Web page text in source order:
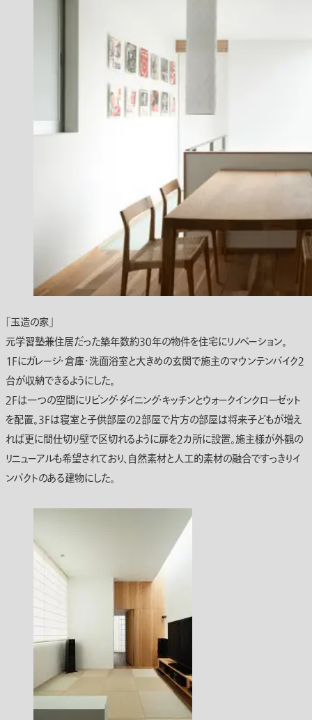
「玉造の家」
元学習塾兼住居だった築年数約３０年の物件を住宅にリノベーション。
１Fにガレージ・倉庫・洗面浴室と大きめの玄関で施主のマウンテンバイク２
台が収納できるようにした。
２Fは一つの空間にリビング・ダイニング・キッチンとウォークインクローゼット
を配置。３Fは寝室と子供部屋の２部屋で片方の部屋は将来子どもが増え
れば更に間仕切り壁で区切れるように扉を２カ所に設置。施主様が外観の
リニューアルも希望されており、自然素材と人工的素材の融合ですっきりイ
ンパクトのある建物にした。